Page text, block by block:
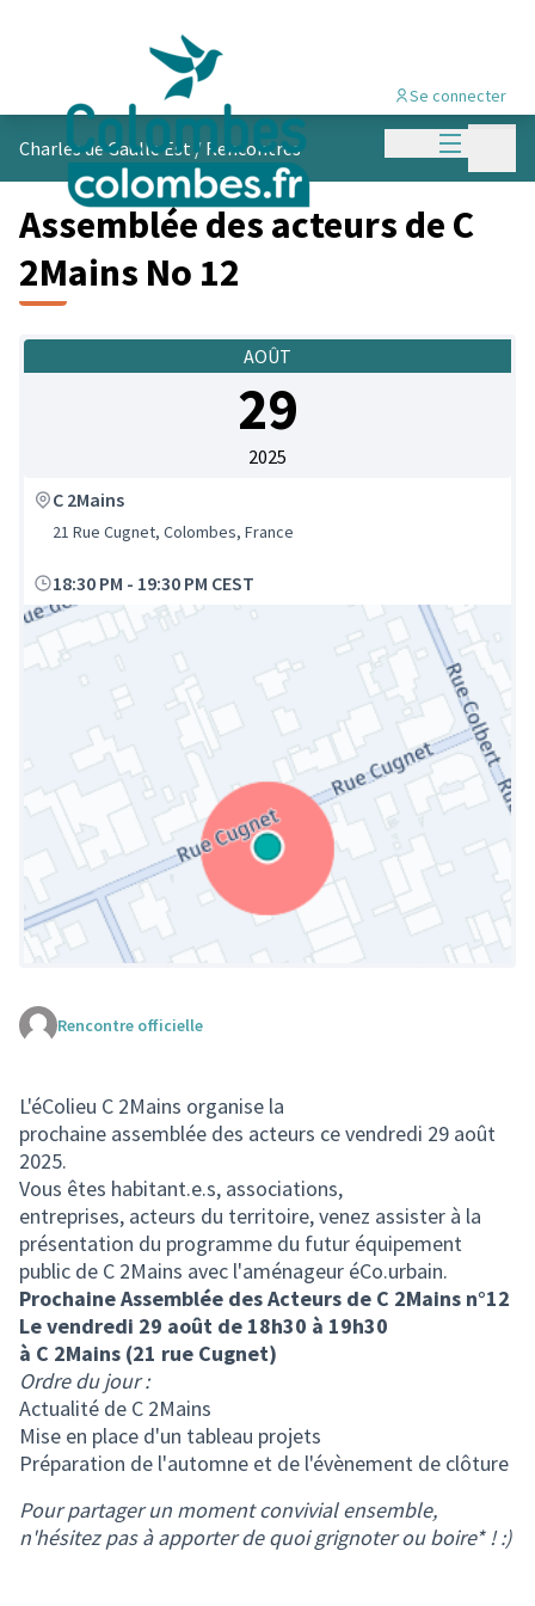
Menu
Se connecter
Charles de Gaulle Est/ Rencontres
Assemblée des acteurs de C
2Mains No 12
AOÛT
29
2025
C 2Mains
21 Rue Cugnet, Colombes, France
18:30 PM - 19:30 PM CEST
(Lien externe)
Rencontre officielle
L'éColieu C 2Mains organise la
prochaine assemblée des acteurs ce vendredi 29 août
2025.
Vous êtes habitant.e.s, associations,
entreprises, acteurs du territoire, venez assister à la
présentation du programme du futur équipement
public de C 2Mains avec l'aménageur éCo.urbain.
Prochaine Assemblée des Acteurs de C 2Mains n°12
Le vendredi 29 août de 18h30 à 19h30
à C 2Mains (21 rue Cugnet)
Ordre du jour :
Actualité de C 2Mains
Mise en place d'un tableau projets
Préparation de l'automne et de l'évènement de clôture
Pour partager un moment convivial ensemble,
n'hésitez pas à apporter de quoi grignoter ou boire* ! :)